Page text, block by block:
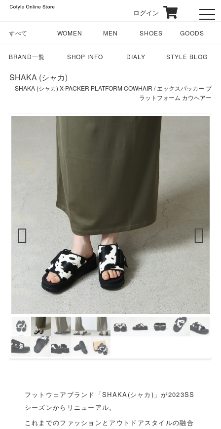
ログイン
すべて WOMEN MEN SHOES GOODS
BRAND一覧 SHOP INFO DIALY STYLE BLOG
SHAKA (シャカ)
SHAKA (シャカ) X-PACKER PLATFORM COWHAIR / エックスパッカー プ
ラットフォーム カウヘアー
Previous
フットウェアブランド「SHAKA(シャカ)」が2023SS
シーズンからリニューアル。
これまでのファッションとアウトドアスタイルの融合